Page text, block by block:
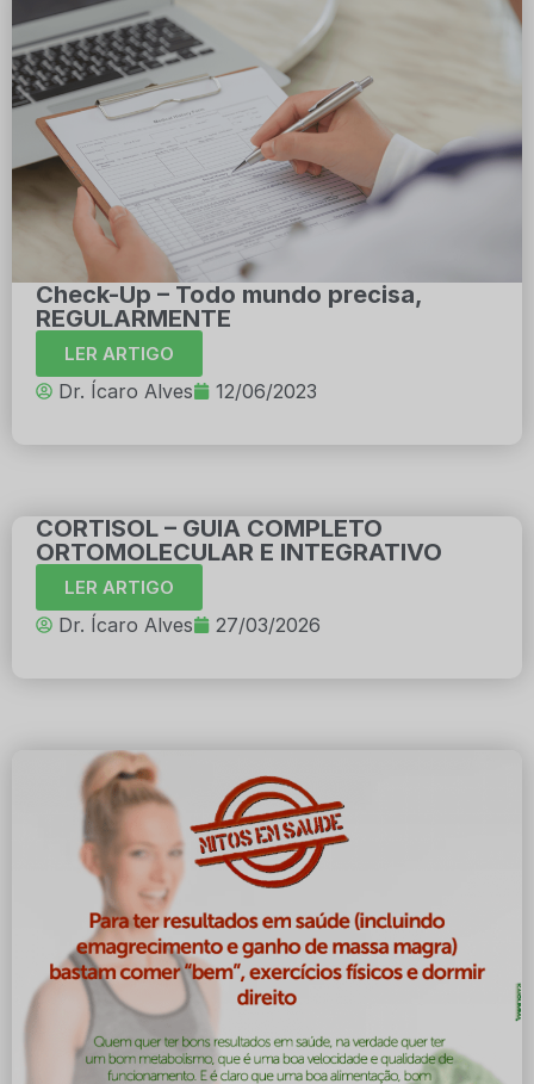
Check-Up – Todo mundo precisa,
REGULARMENTE
LER ARTIGO
Dr. Ícaro Alves 12/06/2023
CORTISOL – GUIA COMPLETO
ORTOMOLECULAR E INTEGRATIVO
LER ARTIGO
Dr. Ícaro Alves 27/03/2026